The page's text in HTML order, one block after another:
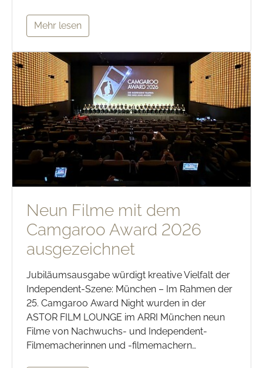
Mehr lesen
Neun Filme mit dem
Camgaroo Award 2026
ausgezeichnet
Jubiläumsausgabe würdigt kreative Vielfalt der
Independent-Szene: München – Im Rahmen der
25. Camgaroo Award Night wurden in der
ASTOR FILM LOUNGE im ARRI München neun
Filme von Nachwuchs- und Independent-
Filmemacherinnen und -filmemachern…